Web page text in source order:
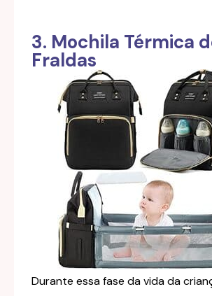
3. Mochila Térmica
Fraldas
Durante essa fase da vida da